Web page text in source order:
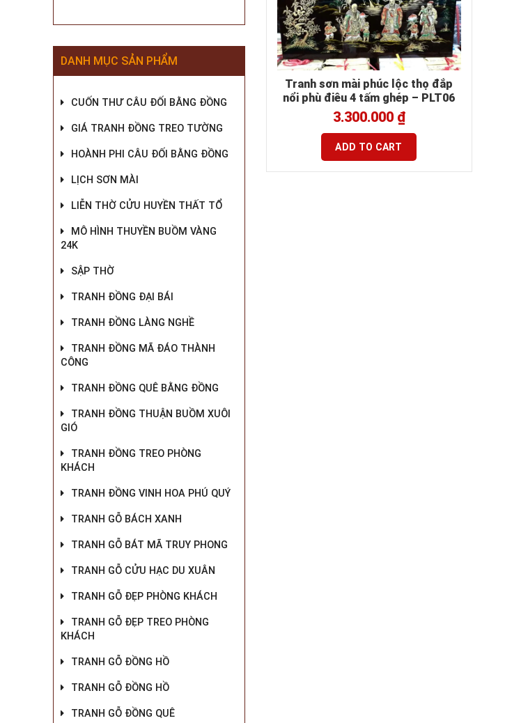
Tranh sơn mài phúc lộc thọ đắp
nổi phù điêu 4 tấm ghép – PLT06
3.300.000 ₫
ADD TO CART
DANH MỤC SẢN PHẨM
CUỐN THƯ CÂU ĐỐI BẰNG ĐỒNG
GIÁ TRANH ĐỒNG TREO TƯỜNG
HOÀNH PHI CÂU ĐỐI BẰNG ĐỒNG
LỊCH SƠN MÀI
LIỄN THỜ CỬU HUYỀN THẤT TỔ
MÔ HÌNH THUYỀN BUỒM VÀNG
24K
SẬP THỜ
TRANH ĐỒNG ĐẠI BÁI
TRANH ĐỒNG LÀNG NGHỀ
TRANH ĐỒNG MÃ ĐÁO THÀNH
CÔNG
TRANH ĐỒNG QUÊ BẰNG ĐỒNG
TRANH ĐỒNG THUẬN BUỒM XUÔI
GIÓ
TRANH ĐỒNG TREO PHÒNG
KHÁCH
TRANH ĐỒNG VINH HOA PHÚ QUÝ
TRANH GỖ BÁCH XANH
TRANH GỖ BÁT MÃ TRUY PHONG
TRANH GỖ CỬU HẠC DU XUÂN
TRANH GỖ ĐẸP PHÒNG KHÁCH
TRANH GỖ ĐẸP TREO PHÒNG
KHÁCH
TRANH GỖ ĐỒNG HỒ
TRANH GỖ ĐỒNG HỒ
TRANH GỖ ĐỒNG QUÊ